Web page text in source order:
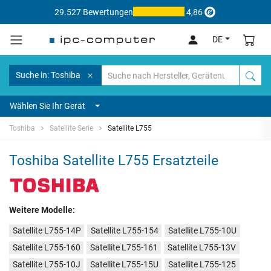
29.527 Bewertungen 4,86
DE
Suche in: Toshiba
Wählen Sie Ihr Gerät
Toshiba Satellite Serie Satellite L755
Toshiba Satellite L755 Ersatzteile
Weitere Modelle:
Satellite L755-14P Satellite L755-154
Satellite L755-10U
Satellite L755-160
Satellite L755-161
Satellite L755-13V
Satellite L755-10J
Satellite L755-15U
Satellite L755-125